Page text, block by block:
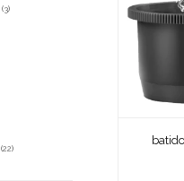
(3)
(22)